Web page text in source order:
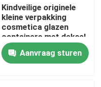
Kindveilige originele
kleine verpakking
cosmetica glazen
containers met deksel
groothandel
Aanvraag sturen